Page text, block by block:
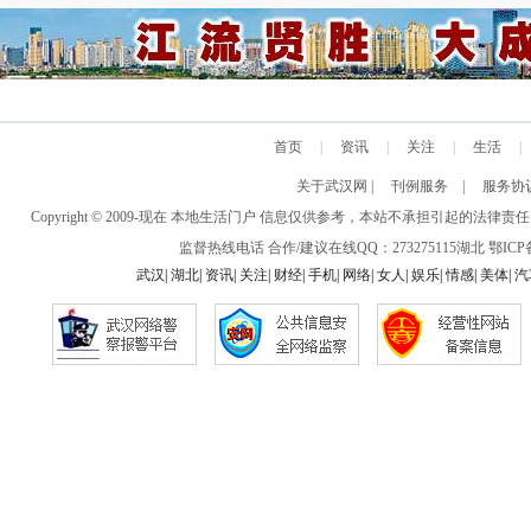
首页 资讯 关注 生活
关于武汉网 刊例服务
服务协
Copyright © 2009-现在 本地生活门户 信息仅供参考，本站不承担引起的法律
监督热线电话 合作/建议在线QQ：273275115湖北 鄂ICP
武汉 湖北| 资讯| 关注 财经| 手机| 网络| 女人 娱乐|情感| 美体| 汽